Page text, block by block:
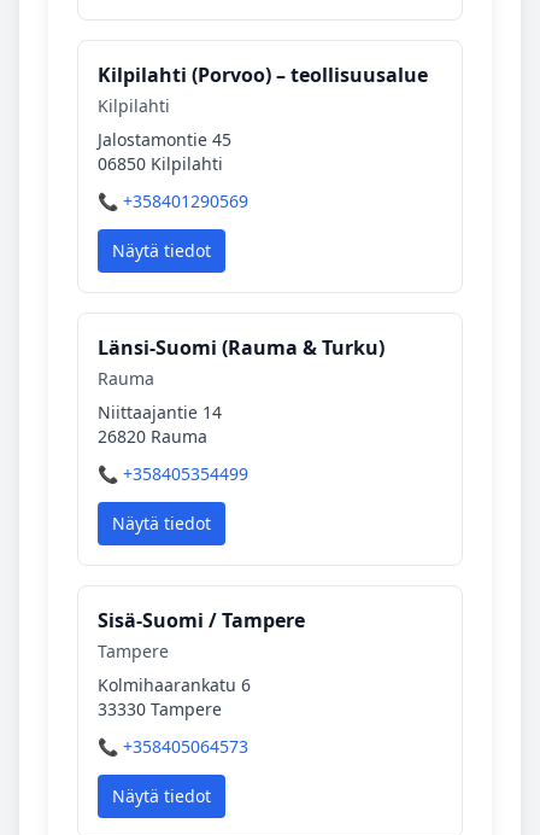
Kilpilahti (Porvoo) – teollisuusalue
Kilpilahti
Jalostamontie 45
06850 Kilpilahti
📞 +358401290569
Näytä tiedot
Länsi‑Suomi (Rauma & Turku)
Rauma
Niittaajantie 14
26820 Rauma
📞 +358405354499
Näytä tiedot
Sisä‑Suomi / Tampere
Tampere
Kolmihaarankatu 6
33330 Tampere
📞 +358405064573
Näytä tiedot